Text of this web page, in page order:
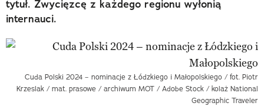
tytuł. Zwycięzcę z każdego regionu wyłonią
internauci.
Cuda Polski 2024 – nominacje z Łódzkiego i Małopolskiego / fot. Piotr
Krzeslak / mat. prasowe / archiwum MOT / Adobe Stock / kolaż National
Geographic Traveler